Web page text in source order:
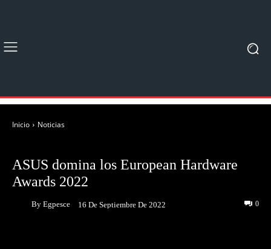
Inicio Noticias
ASUS domina los European Hardware
Awards 2022
By Egpesce 16 De Septiembre De 2022 0